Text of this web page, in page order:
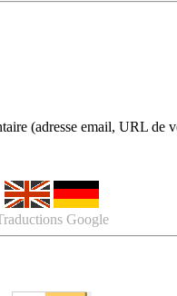
(adresse email, URL de
Google